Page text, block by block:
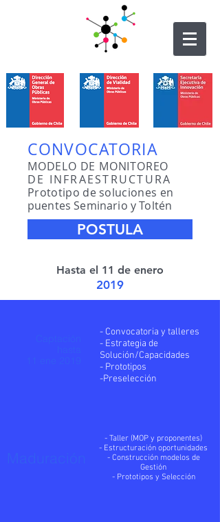
CONVOCATORIA
MODELO DE MONITOREO
DE INFRAESTRUCTURA
Prototipo de soluciones en
puentes Seminario y Toltén
- Convocatoria y talleres
- Estrategia de
Solución/Capacidades
- Prototipos
-Preselección
- Taller (MOP y proponentes)
- Estructuración oportunidades
- Construcción modelos de
Gestión
- Prototipos y Selección
POSTULA
Hasta el 11 de enero
2019